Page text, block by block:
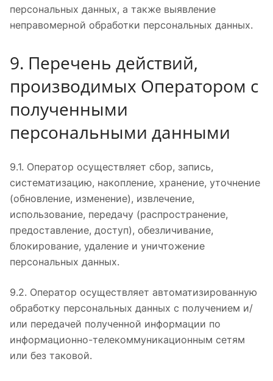
персональных данных, а также выявление
неправомерной обработки персональных данных.
9. Перечень действий,
производимых Оператором с
полученными
персональными данными
9.1. Оператор осуществляет сбор, запись,
систематизацию, накопление, хранение, уточнение
(обновление, изменение), извлечение,
использование, передачу (распространение,
предоставление, доступ), обезличивание,
блокирование, удаление и уничтожение
персональных данных.
9.2. Оператор осуществляет автоматизированную
обработку персональных данных с получением и/
или передачей полученной информации по
информационно-телекоммуникационным сетям
или без таковой.